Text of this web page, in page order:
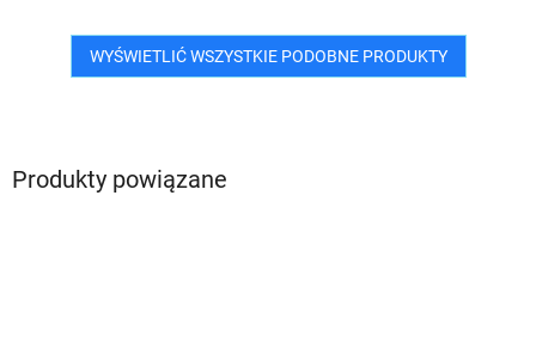
Produkty powiązane
WYŚWIETLIĆ WSZYSTKIE PODOBNE PRODUKTY